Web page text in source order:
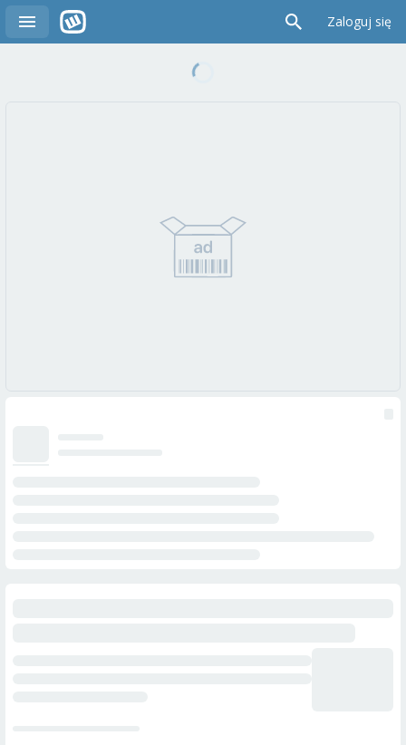
Zaloguj się